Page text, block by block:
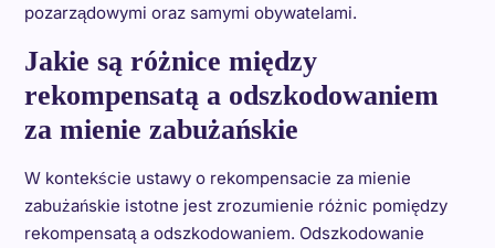
pozarządowymi oraz samymi obywatelami.
Jakie są różnice między
rekompensatą a odszkodowaniem
za mienie zabużańskie
W kontekście ustawy o rekompensacie za mienie
zabużańskie istotne jest zrozumienie różnic pomiędzy
rekompensatą a odszkodowaniem. Odszkodowanie